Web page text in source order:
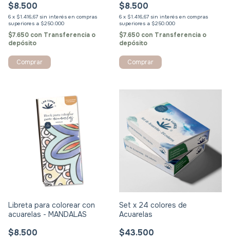
$8.500
6 x $1.416,67 sin interés
$7.650 con Transferencia o
depósito
$8.500
6 x $1.416,67 sin interés
$7.650 con Transferencia o
depósito
Libreta para colorear con
acuarelas - MANDALAS
$8.500
Set x 24 colores de
Acuarelas
$43.500